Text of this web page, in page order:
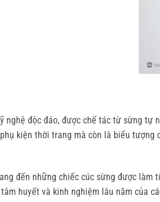
nghệ độc đáo, được chế tác từ sừng tự
kiện thời trang mà còn là biểu
đến những chiếc cúc sừng được
huyết và kinh nghiệm lâu năm của